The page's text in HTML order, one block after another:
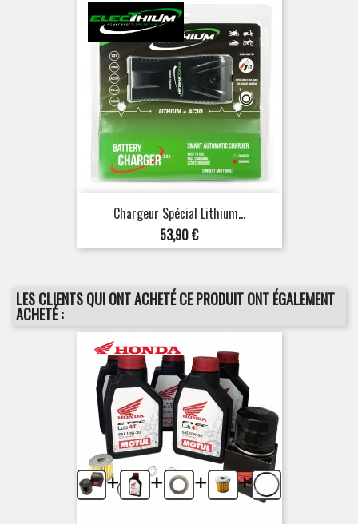
Chargeur Spécial Lithium...
Prix
53,90 €
LES CLIENTS QUI ONT ACHETÉ CE PRODUIT ONT ÉGALEMENT
ACHETÉ :
+ + + +